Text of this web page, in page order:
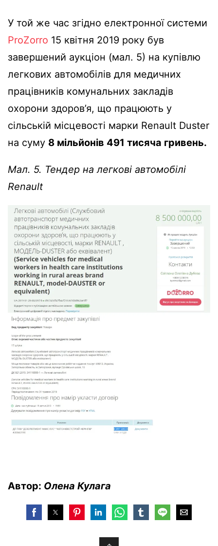
У той же час згідно електронної системи
ProZorro 15 квітня 2019 року був
завершений аукціон (мал. 5) на купівлю
легкових автомобілів для медичних
працівників комунальних закладів
охорони здоров’я, що працюють у
сільській місцевості марки Renault Duster
на суму 8 мільйонів 491 тисяча гривень.
Мал. 5. Тендер на легкові автомобілі
Renault
Автор: Олена Кулага